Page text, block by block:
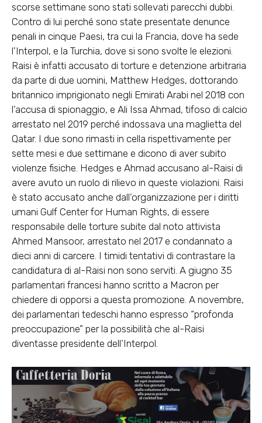
scorse settimane sono stati sollevati parecchi dubbi.
Contro di lui perché sono state presentate denunce
penali in cinque Paesi, tra cui la Francia, dove ha sede
l’Interpol, e la Turchia, dove si sono svolte le elezioni.
Raisi è infatti accusato di torture e detenzione arbitraria
da parte di due uomini, Matthew Hedges, dottorando
britannico imprigionato negli Emirati Arabi nel 2018 con
l’accusa di spionaggio, e Ali Issa Ahmad, tifoso di calcio
arrestato nel 2019 perché indossava una maglietta del
Qatar. I due sono rimasti in cella rispettivamente per
sette mesi e due settimane e dicono di aver subito
violenze fisiche. Hedges e Ahmad accusano al-Raisi di
avere avuto un ruolo di rilievo in queste violazioni. Raisi
è stato accusato anche dall’organizzazione per i diritti
umani Gulf Center for Human Rights, di essere
responsabile delle torture subite dal noto attivista
Ahmed Mansoor, arrestato nel 2017 e condannato a
dieci anni di carcere. I timidi tentativi di contrastare la
candidatura di al-Raisi non sono serviti. A giugno 35
parlamentari francesi hanno scritto a Macron per
chiedere di opporsi a questa promozione. A novembre,
dei parlamentari tedeschi hanno espresso “profonda
preoccupazione” per la possibilità che al-Raisi
diventasse presidente dell’Interpol.